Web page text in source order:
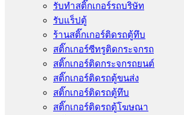
รับทำสติ๊กเกอร์รถบริษัท
รับแร็ปตู้
ร้านสติ๊กเกอร์ติดรถตู้ทึบ
สติ๊กเกอร์ซีทรูติดกระจกรถ
สติ๊กเกอร์ติดกระจกรถยนต์
สติ๊กเกอร์ติดรถตู้ขนส่ง
สติ๊กเกอร์ติดรถตู้ทึบ
สติ๊กเกอร์ติดรถตู้โฆษณา